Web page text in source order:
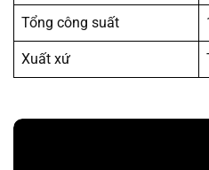
Tổng công suất
Xuất xứ